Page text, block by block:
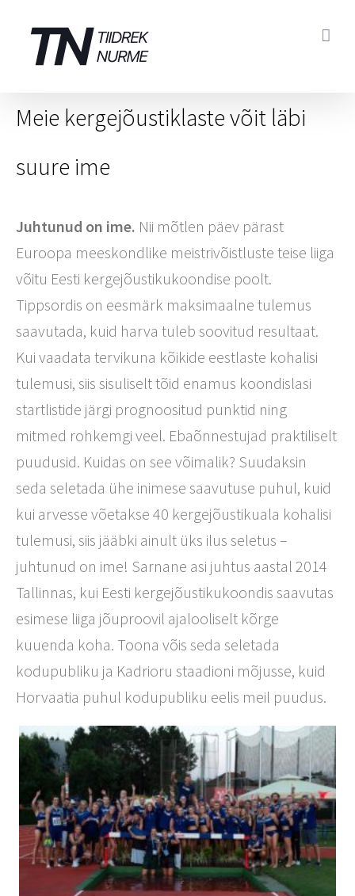
content
Meie kergejõustiklaste võit läbi
suure ime
Juhtunud on ime. Nii mõtlen päev pärast
Euroopa meeskondlike meistrivõistluste teise liiga
võitu Eesti kergejõustikukoondise poolt.
Tippsordis on eesmärk maksimaalne tulemus
saavutada, kuid harva tuleb soovitud resultaat.
Kui vaadata tervikuna kõikide eestlaste kohalisi
tulemusi, siis sisuliselt tõid enamus koondislasi
startlistide järgi prognoositud punktid ning
mitmed rohkemgi veel. Ebaõnnestujad praktiliselt
puudusid. Kuidas on see võimalik? Suudaksin
seda seletada ühe inimese saavutuse puhul, kuid
kui arvesse võetakse 40 kergejõustikuala kohalisi
tulemusi, siis jääbki ainult üks ilus seletus –
juhtunud on ime! Sarnane asi juhtus aastal 2014
Tallinnas, kui Eesti kergejõustikukoondis saavutas
esimese liiga jõuproovil ajalooliselt kõrge
kuuenda koha. Toona võis seda seletada
kodupubliku ja Kadrioru staadioni mõjusse, kuid
Horvaatia puhul kodupubliku eelis meil puudus.